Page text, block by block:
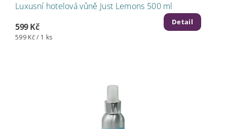
Luxusní hotelová vůně Just Lemons 500 ml
599 Kč
599 Kč / 1 ks
Detail